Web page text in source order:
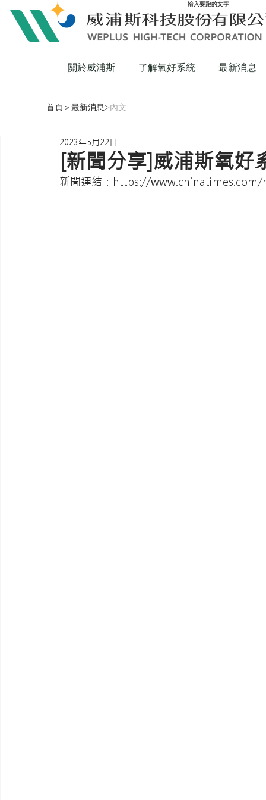
輸入要跑的文字
關於威浦斯 了解氧好系統 最新消息
首頁＞最新消息>內文
[新聞分享]威浦斯氧好
2023年5月22日
新聞連結：https://www.chinatimes.com/